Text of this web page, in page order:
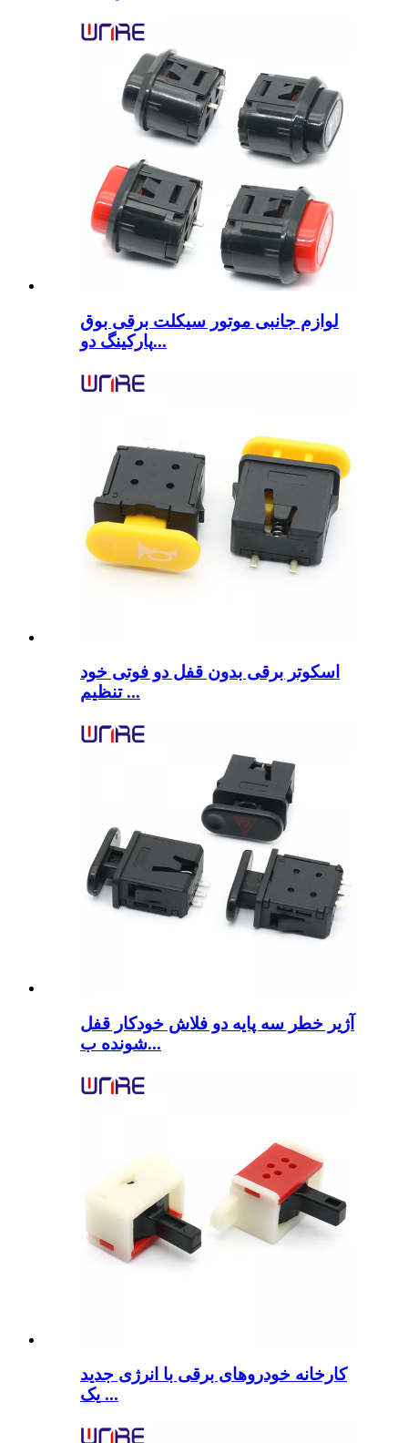
لوازم جانبی موتور سیکلت برقی بوق
پارکینگ دو...
اسکوتر برقی بدون قفل دو فوتی خود
تنظیم ...
آژیر خطر سه پایه دو فلاش خودکار قفل
شونده ب...
کارخانه خودروهای برقی با انرژی جدید
یک ...